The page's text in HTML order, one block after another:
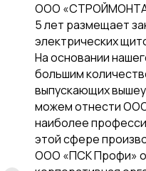
ООО
5 лет размещает
электрических
На основании
большим
выпускающих
можем отнести
наиболее
этой сфере
ООО «ПСК Профи»